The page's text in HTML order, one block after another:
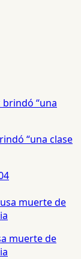
“una clase
muerte de